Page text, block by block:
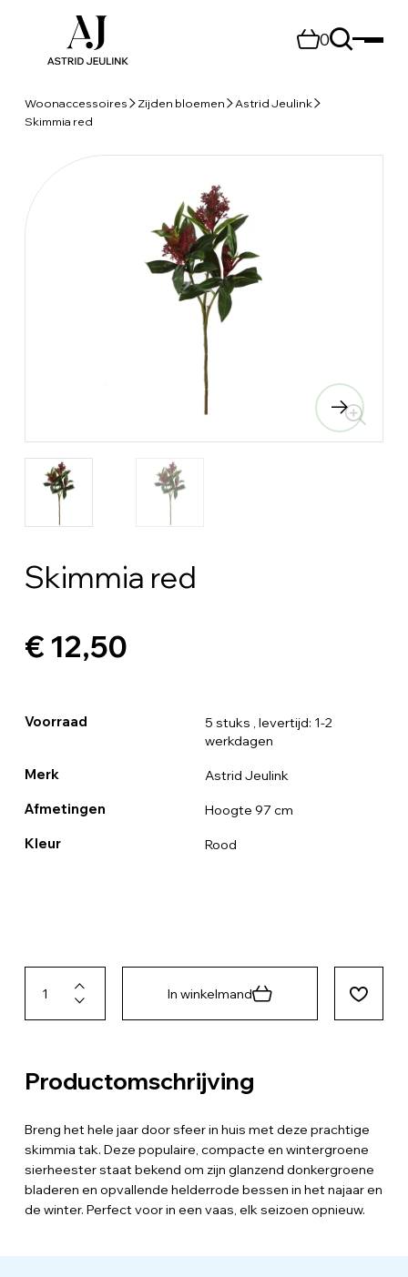
0
Woonaccessoires Zijden bloemen
Astrid Jeulink
Skimmia red
Skimmia red
€ 12,50
Voorraad 5 stuks , levertijd: 1-2
werkdagen
Merk Astrid Jeulink
Afmetingen Hoogte 97 cm
Kleur Rood
In winkelmand
Productomschrijving
Breng het hele jaar door sfeer in huis met deze prachtige
skimmia tak. Deze populaire, compacte en wintergroene
sierheester staat bekend om zijn glanzend donkergroene
bladeren en opvallende helderrode bessen in het najaar en
de winter. Perfect voor in een vaas, elk seizoen opnieuw.